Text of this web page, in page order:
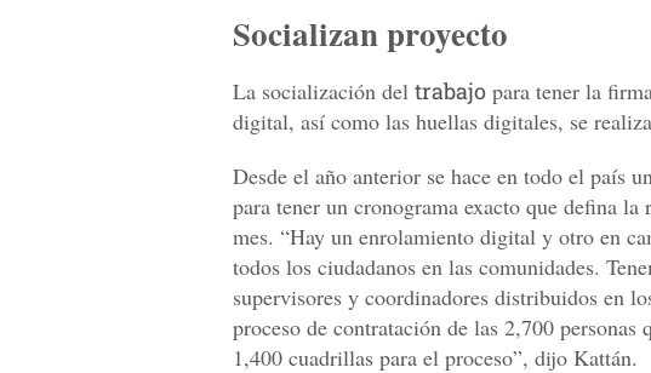
Socializan proyecto
La socialización del trabajo para tener la
digital, así como las huellas digitales, se
Desde el año anterior se hace en todo el país
para tener un cronograma exacto que defina
mes. “Hay un enrolamiento digital y otro en
todos los ciudadanos en las comunidades.
supervisores y coordinadores distribuidos en
proceso de contratación de las 2,700 personas
1,400 cuadrillas para el proceso”, dijo Kattán.